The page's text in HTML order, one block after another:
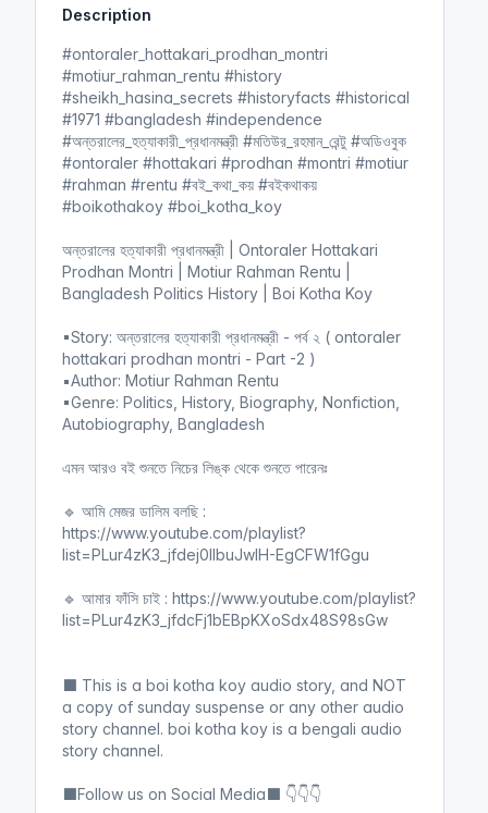
s
l
s
c
Description
#ontoraler_hottakari_prodhan_montri
#motiur_rahman_rentu #history
#sheikh_hasina_secrets #historyfacts #historical
#1971 #bangladesh #independence
#অন্তরালের_হত্যাকারী_প্রধানমন্ত্রী #মতিউর_রহমান_রেন্টু #অডিওবুক
#ontoraler #hottakari #prodhan #montri #motiur
#rahman #rentu #বই_কথা_কয় #বইকথাকয়
#boikothakoy #boi_kotha_koy
অন্তরালের হত্যাকারী প্রধানমন্ত্রী | Ontoraler Hottakari
Prodhan Montri | Motiur Rahman Rentu |
Bangladesh Politics History | Boi Kotha Koy
▪Story: অন্তরালের হত্যাকারী প্রধানমন্ত্রী - পর্ব ২ ( ontoraler
hottakari prodhan montri - Part -2 )
▪Author: Motiur Rahman Rentu
▪Genre: Politics, History, Biography, Nonfiction,
Autobiography, Bangladesh
এমন আরও বই শুনতে নিচের লিঙ্ক থেকে শুনতে পারেনঃ
🔹 আমি মেজর ডালিম বলছি :
https://www.youtube.com/playlist?
list=PLur4zK3_jfdej0llbuJwIH-EgCFW1fGgu
🔹 আমার ফাঁসি চাই : https://www.youtube.com/playlist?
list=PLur4zK3_jfdcFj1bEBpKXoSdx48S98sGw
⬛ This is a boi kotha koy audio story, and NOT
a copy of sunday suspense or any other audio
story channel. boi kotha koy is a bengali audio
story channel.
⬛Follow us on Social Media⬛ 👇👇👇